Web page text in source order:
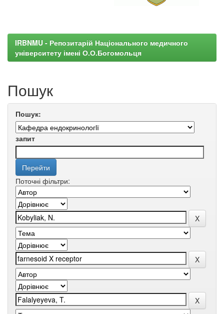
IRBNMU - Репозитарій Національного медичного
університету імені О.О.Богомольця
Пошук
Пошук:
запит
Поточні фільтри: